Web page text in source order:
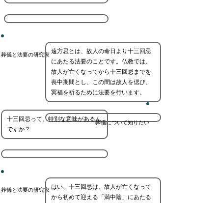
葬儀と法要の研究家 遠方忌とは、故人の命日より十三回忌
にあたる法要のことです。仏教では、
故人が亡くなってから十三回忌までを
喪中期間とし、この間は故人を偲び、
冥福を祈るために法要を行います。
葬儀について知りたい
十三回忌って、特別な意味があるん
ですか？
葬儀と法要の研究家 はい、十三回忌は、故人が亡くなって
から初めて迎える「満中陰」にあたる